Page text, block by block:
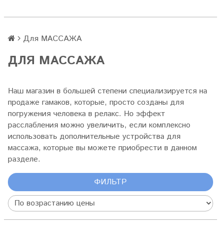
Для МАССАЖА
ДЛЯ МАССАЖА
Наш магазин в большей степени специализируется на
продаже гамаков, которые, просто созданы для
погружения человека в релакс. Но эффект
расслабления можно увеличить, если комплексно
использовать дополнительные устройства для
массажа, которые вы можете приобрести в данном
разделе.
ФИЛЬТР